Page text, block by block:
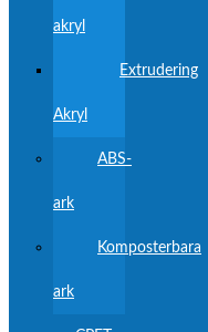
akryl
Extrudering
Akryl
ABS-
ark
Komposterbara
ark